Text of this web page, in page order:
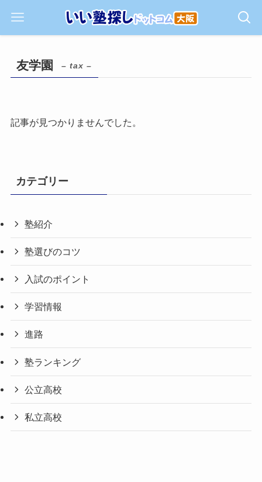
友学園 – tax –
記事が見つかりませんでした。
カテゴリー
塾紹介
塾選びのコツ
入試のポイント
学習情報
進路
塾ランキング
公立高校
私立高校